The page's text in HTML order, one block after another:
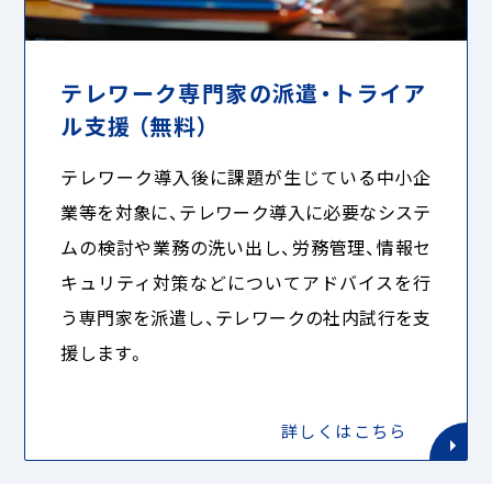
テレワーク専門家の派遣・トライア
ル支援 （無料）
テレワーク導入後に課題が生じている中小企
業等を対象に、テレワーク導入に必要なシステ
ムの検討や業務の洗い出し、労務管理、情報セ
キュリティ対策などについてアドバイスを行
う専門家を派遣し、テレワークの社内試行を支
援します。
詳しくはこちら